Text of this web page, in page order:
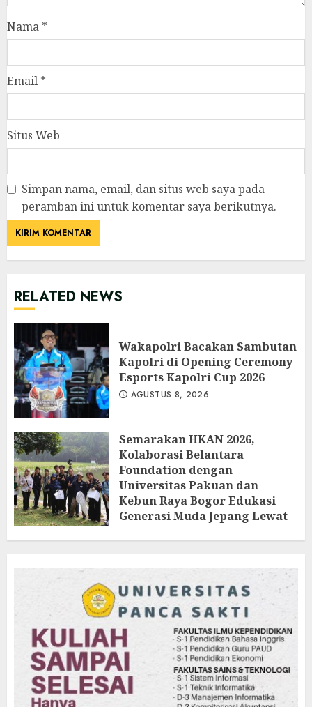
Nama *
Email *
Situs Web
Simpan nama, email, dan situs web saya pada
peramban ini untuk komentar saya berikutnya.
RELATED NEWS
Wakapolri Bacakan Sambutan
Kapolri di Opening Ceremony
Esports Kapolri Cup 2026
AGUSTUS 8, 2026
Semarakan HKAN 2026,
Kolaborasi Belantara
Foundation dengan
Universitas Pakuan dan
Kebun Raya Bogor Edukasi
Generasi Muda Jepang Lewat